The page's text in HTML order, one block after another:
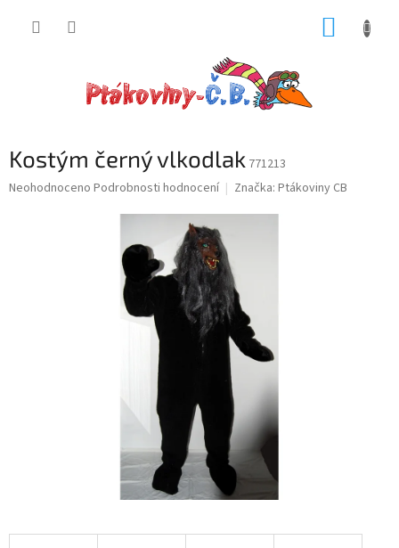
Kostým černý vlkodlak 771213
Průměrné
Neohodnoceno Podrobnosti hodnocení Značka: Ptákoviny CB